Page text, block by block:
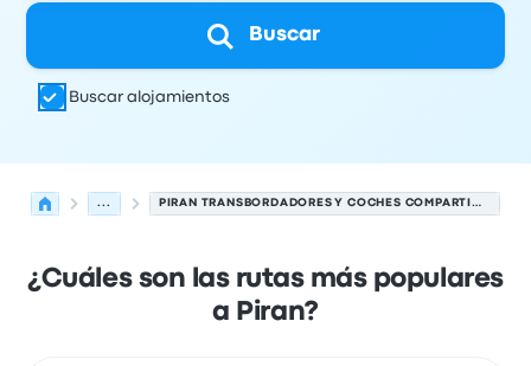
Buscar
Buscar alojamientos
... PIRAN TRANSBORDADORES Y COCHES COMPARTIDOS
¿Cuáles son las rutas más populares
a Piran?